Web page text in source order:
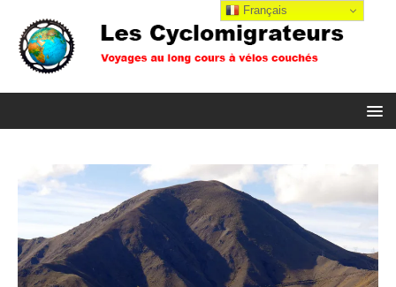
Français